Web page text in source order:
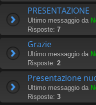
PRESENTAZIONE
Ultimo messaggio da
Risposte: 7
Grazie
Ultimo messaggio da
Risposte: 2
Presentazione
Ultimo messaggio da
Risposte: 3